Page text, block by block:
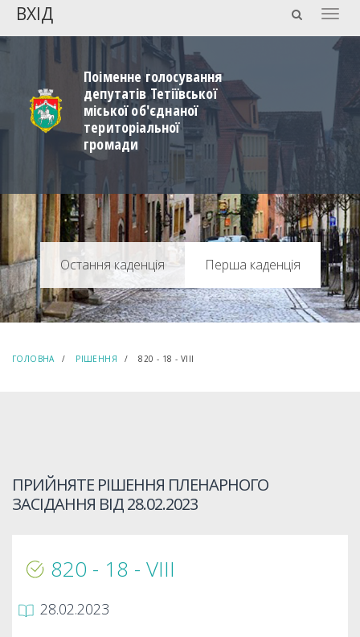
ВХІД
Поіменне голосування
депутатів Тетіївської
міської об'єднаної
територіальної
громади
Перша каденція
ГОЛОВНА РІШЕННЯ 820 - 18 - VIII
ПРИЙНЯТЕ РІШЕННЯ ПЛЕНАРНОГО
ЗАСІДАННЯ ВІД28.02.2023
820 - 18 - VIII
28.02.2023